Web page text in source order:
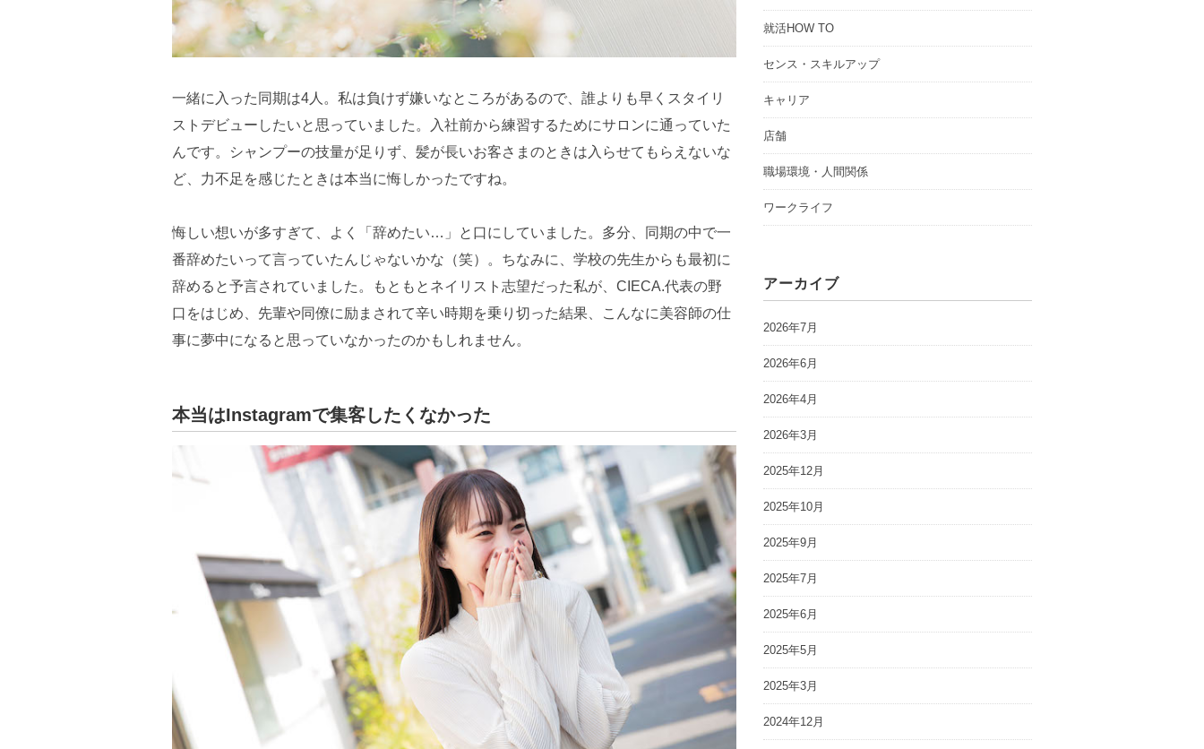
一緒に入った同期は4人。私は負けず嫌いなところがあるので、誰よりも早くスタイリ
ストデビューしたいと思っていました。入社前から練習するためにサロンに通っていた
んです。シャンプーの技量が足りず、髪が長いお客さまのときは入らせてもらえないな
ど、力不足を感じたときは本当に悔しかったですね。
悔しい想いが多すぎて、よく「辞めたい…」と口にしていました。多分、同期の中で一
番辞めたいって言っていたんじゃないかな（笑）。ちなみに、学校の先生からも最初に
辞めると予言されていました。もともとネイリスト志望だった私が、CIECA.代表の野
口をはじめ、先輩や同僚に励まされて辛い時期を乗り切った結果、こんなに美容師の仕
事に夢中になると思っていなかったのかもしれません。
本当はInstagramで集客したくなかった
就活HOW TO
センス・スキルアップ
キャリア
店舗
職場環境・人間関係
ワークライフ
アーカイブ
2026年7月
2026年6月
2026年4月
2026年3月
2025年12月
2025年10月
2025年9月
2025年7月
2025年6月
2025年5月
2025年3月
2024年12月